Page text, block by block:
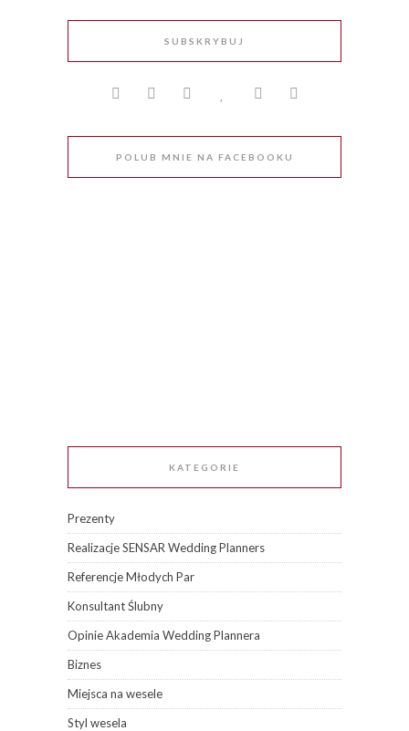
SUBSKRYBUJ
POLUB MNIE NA FACEBOOKU
KATEGORIE
Prezenty
Realizacje SENSAR Wedding Planners
Referencje Młodych Par
Konsultant Ślubny
Opinie Akademia Wedding Plannera
Biznes
Miejsca na wesele
Styl wesela